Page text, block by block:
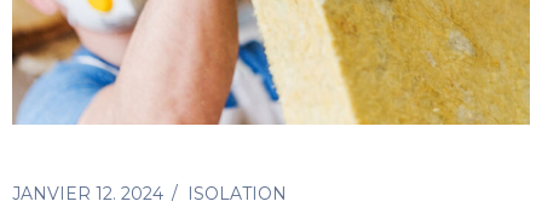
JANVIER 12. 2024 ISOLATION